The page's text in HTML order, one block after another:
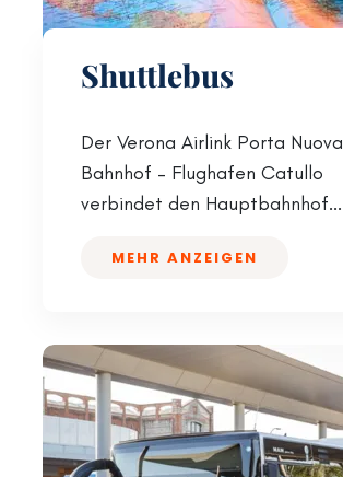
Shuttlebus
Der Verona Airlink Porta Nuova
Bahnhof – Flughafen Catullo
verbindet den Hauptbahnhof...
MEHR ANZEIGEN